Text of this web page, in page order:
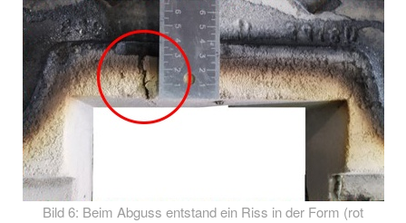
Bild 6: Beim Abguss entstand ein Riss in der Form (rot